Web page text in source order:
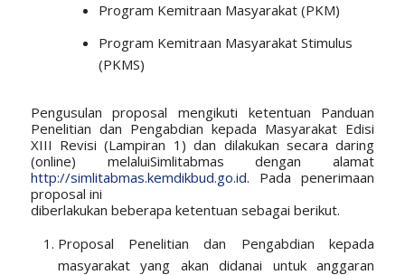
Program Kemitraan Masyarakat (PKM)
Program Kemitraan Masyarakat Stimulus
(PKMS)
Pengusulan proposal mengikuti ketentuan Panduan
Penelitian dan Pengabdian kepada Masyarakat Edisi
XIII Revisi (Lampiran 1) dan dilakukan secara daring
(online) melaluiSimlitabmas dengan alamat
http://simlitabmas.kemdikbud.go.id. Pada penerimaan
proposal ini
diberlakukan beberapa ketentuan sebagai berikut.
Proposal Penelitian dan Pengabdian kepada
masyarakat yang akan didanai untuk anggaran